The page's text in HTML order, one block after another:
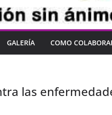
GALERÍA COMO
las